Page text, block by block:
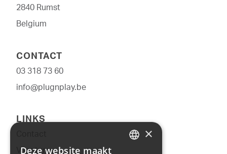
2840 Rumst
Belgium
CONTACT
03 318 73 60
info@plugnplay.be
LINKS
Vacatures
×
Deze website maakt